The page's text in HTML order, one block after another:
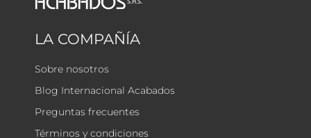
LA COMPAÑÍA
Sobre nosotros
Blog Internacional Acabados
Preguntas frecuentes
Términos y condiciones